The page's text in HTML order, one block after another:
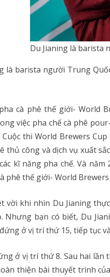
Du Jianing là barista
là barista người Trung
cà phê thế giới- World
việc pha chế cà phê
Cuộc thi World Brewers
thủ công và dịch vụ xuất
kĩ năng pha chế. Và
phê thế giới- World Brewers
vời khi nhìn Du Jianing
Nhưng bạn có biết, Du
ở vị trí thứ 15, tiếp tục
ở vị trí thứ 8. Sau hai
thiện bài thuyết trình